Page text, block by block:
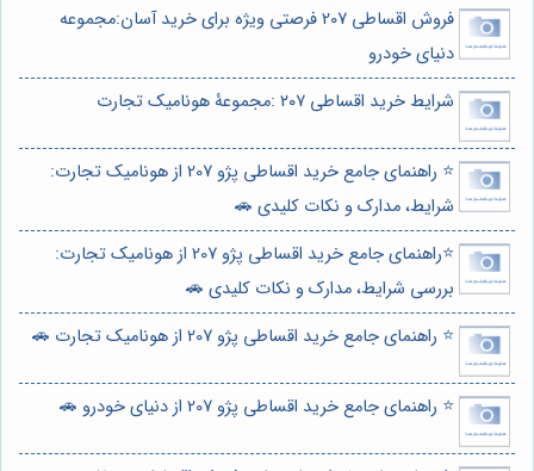
فروش اقساطی 207 فرصتی ویژه برای خرید آسان:مجموعه
دنیای خودرو
شرایط خرید اقساطی ۲۰۷ :مجموعۀ هونامیک تجارت
⭐️ راهنمای جامع خرید اقساطی پژو 207 از هونامیک تجارت:
شرایط، مدارک و نکات کلیدی 🚗
⭐️راهنمای جامع خرید اقساطی پژو 207 از هونامیک تجارت:
بررسی شرایط، مدارک و نکات کلیدی 🚗
⭐️ راهنمای جامع خرید اقساطی پژو 207 از هونامیک تجارت 🚗
⭐️ راهنمای جامع خرید اقساطی پژو 207 از دنیای خودرو 🚗